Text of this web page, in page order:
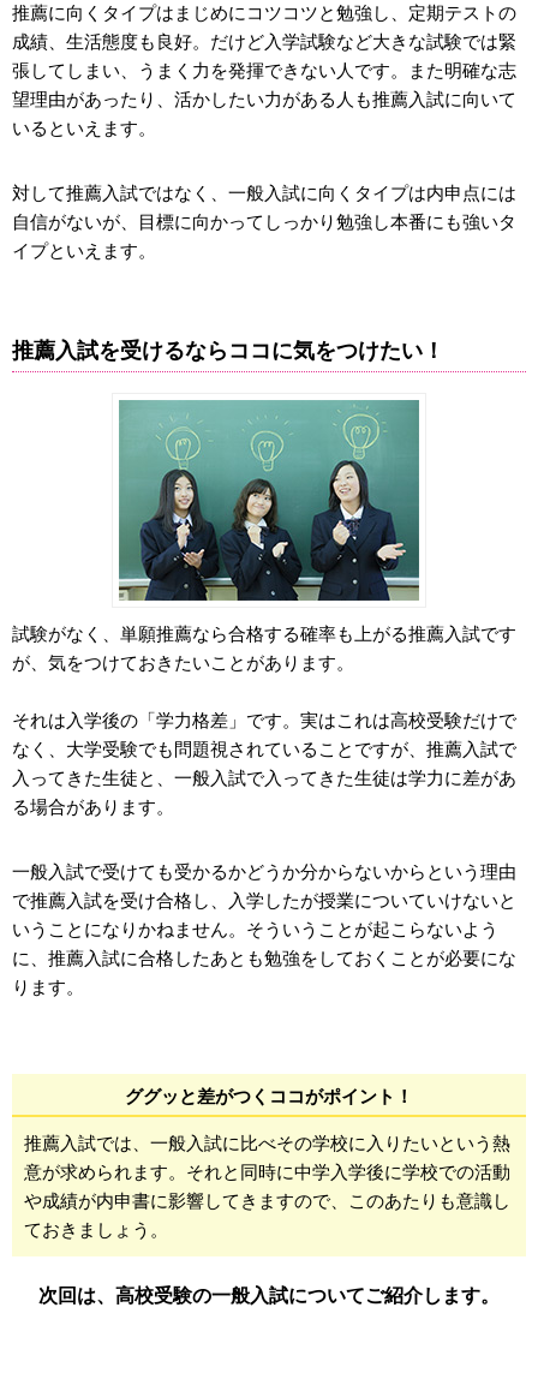
推薦に向くタイプはまじめにコツコツと勉強し、定期テストの
成績、生活態度も良好。だけど入学試験など大きな試験では緊
張してしまい、うまく力を発揮できない人です。また明確な志
望理由があったり、活かしたい力がある人も推薦入試に向いて
いるといえます。
対して推薦入試ではなく、一般入試に向くタイプは内申点には
自信がないが、目標に向かってしっかり勉強し本番にも強いタ
イプといえます。
推薦入試を受けるならココに気をつけたい！
試験がなく、単願推薦なら合格する確率も上がる推薦入試です
が、気をつけておきたいことがあります。
それは入学後の「学力格差」です。実はこれは高校受験だけで
なく、大学受験でも問題視されていることですが、推薦入試で
入ってきた生徒と、一般入試で入ってきた生徒は学力に差があ
る場合があります。
一般入試で受けても受かるかどうか分からないからという理由
で推薦入試を受け合格し、入学したが授業についていけないと
いうことになりかねません。そういうことが起こらないよう
に、推薦入試に合格したあとも勉強をしておくことが必要にな
ります。
ググッと差がつくココがポイント！
推薦入試では、一般入試に比べその学校に入りたいという熱
意が求められます。それと同時に中学入学後に学校での活動
や成績が内申書に影響してきますので、このあたりも意識し
ておきましょう。
次回は、高校受験の一般入試についてご紹介します。